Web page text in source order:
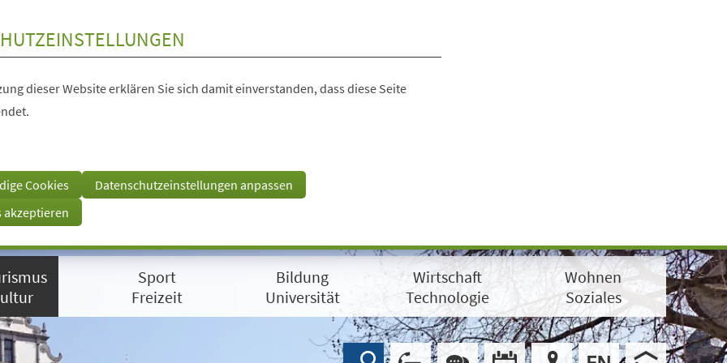
dieser Website erklären Sie sich damit einverstanden, dass diese Seite
Cookies
Datenschutzeinstellungen anpassen
akzeptieren
Sport
Freizeit
Bildung
Universität
Wirtschaft
Technologie
Wohnen
Soziales